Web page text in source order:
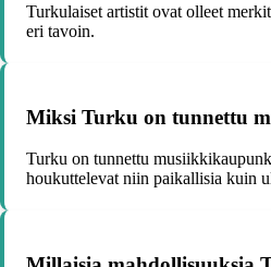
Turkulaiset artistit ovat olleet
eri tavoin.
Miksi Turku on tunnettu
Turku on tunnettu
houkuttelevat niin paikallisia kuin